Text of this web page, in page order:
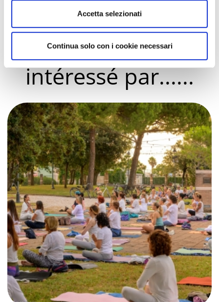
Accetta selezionati
Continua solo con i cookie necessari
Vous pourrez
également être
intéressé par......